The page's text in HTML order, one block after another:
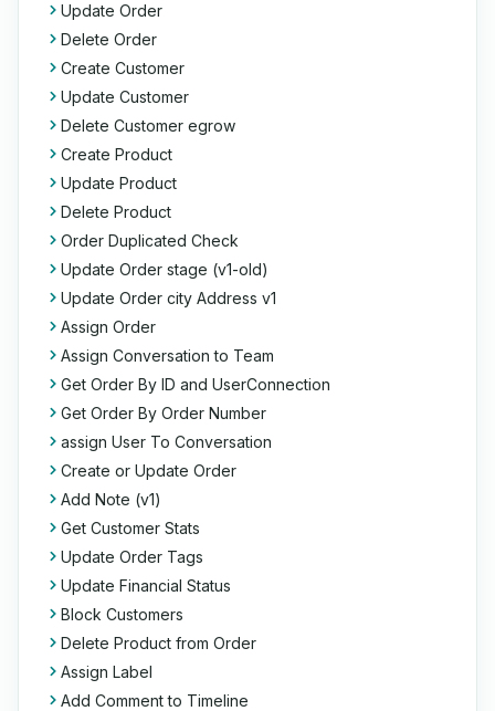
Update Order
Delete Order
Create Customer
Update Customer
Delete Customer egrow
Create Product
Update Product
Delete Product
Order Duplicated Check
Update Order stage (v1-old)
Update Order city Address v1
Assign Order
Assign Conversation to Team
Get Order By ID and UserConnection
Get Order By Order Number
assign User To Conversation
Create or Update Order
Add Note (v1)
Get Customer Stats
Update Order Tags
Update Financial Status
Block Customers
Delete Product from Order
Assign Label
Add Comment to Timeline